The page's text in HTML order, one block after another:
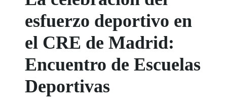
esfuerzo deportivo en
el CRE de Madrid:
Encuentro de Escuelas
Deportivas